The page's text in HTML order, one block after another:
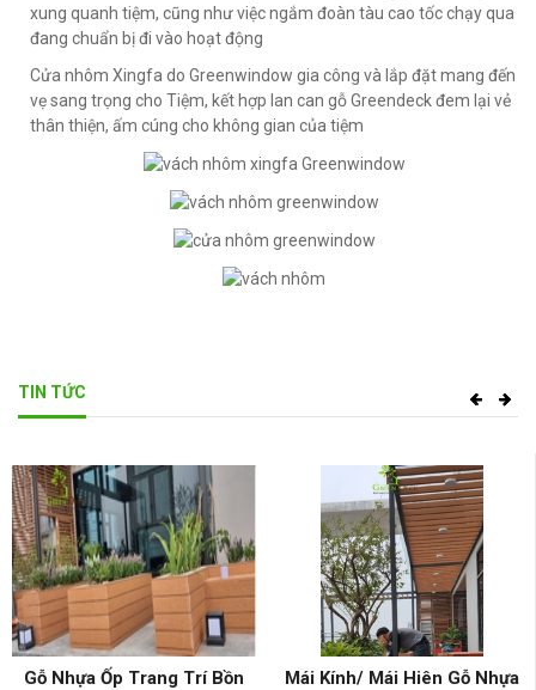
xung quanh tiệm, cũng như việc ngắm đoàn tàu cao tốc chạy qua
đang chuẩn bị đi vào hoạt động
Cửa nhôm Xingfa do Greenwindow gia công và lắp đặt mang đến
vẹ sang trọng cho Tiệm, kết hợp lan can gỗ Greendeck đem lại vẻ
thân thiện, ấm cúng cho không gian của tiệm
TIN TỨC
Gỗ Nhựa Ốp Trang Trí Bồn
Mái Kính/ Mái Hiên Gỗ Nhựa